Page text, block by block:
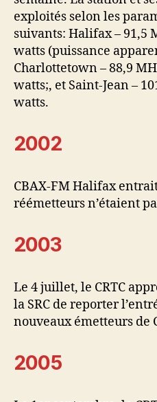
exploités selon les
suivants: Halifax – 91,5
watts (puissance
Charlottetown – 88,9
watts;, et Saint-Jean –
watts.
2002
CBAX-FM Halifax
réémetteurs n’étaient
2003
Le 4 juillet, le CRTC
la SRC de reporter
nouveaux émetteurs de
2005